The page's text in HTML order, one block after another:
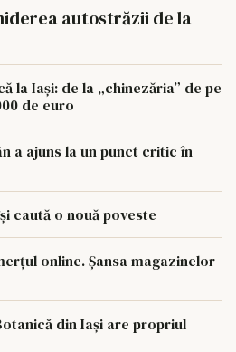
autostrăzii de la
la Iași: de la „chinezăria” de pe
de euro
a ajuns la un punct critic în
caută o nouă poveste
online. Șansa magazinelor
din Iași are propriul